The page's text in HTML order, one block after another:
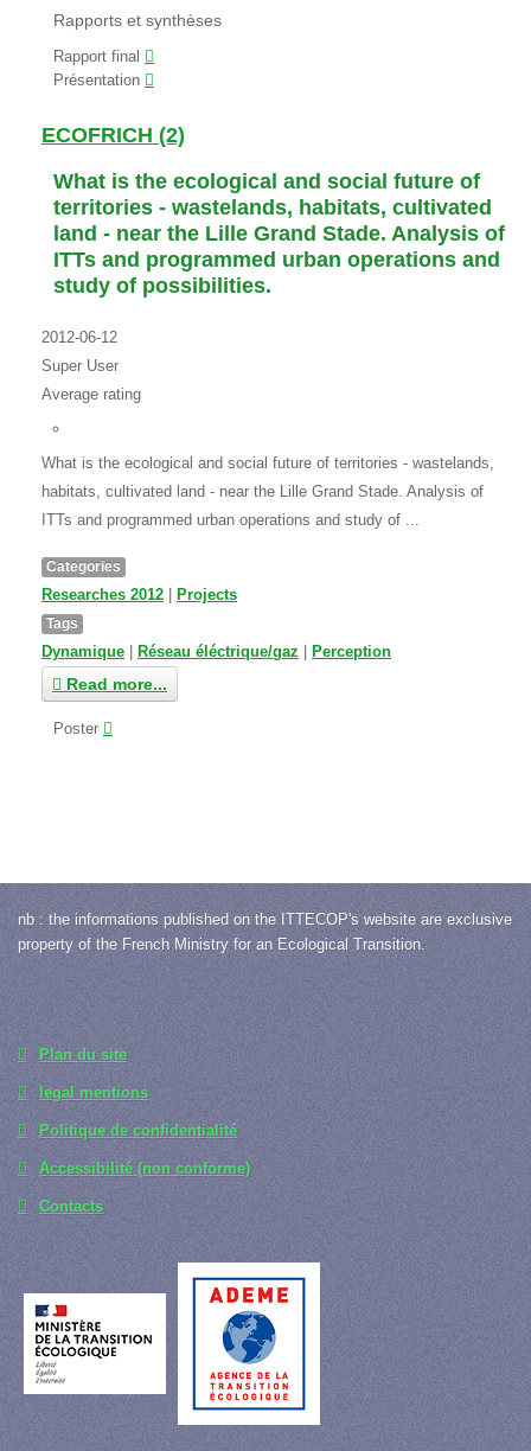
Rapports et synthèses
Rapport final
Présentation
ECOFRICH (2)
What is the ecological and social future of
territories - wastelands, habitats, cultivated
land - near the Lille Grand Stade. Analysis of
ITTs and programmed urban operations and
study of possibilities.
2012-06-12
Super User
Average rating
What is the ecological and social future of territories - wastelands,
habitats, cultivated land - near the Lille Grand Stade. Analysis of
ITTs and programmed urban operations and study of ...
Categories
Researches 2012 Projects
Tags
Dynamique Réseau éléctrique/gaz Perception
Read more...
Poster
nb : the informations published on the ITTECOP's website are exclusive
property of the French Ministry for an Ecological Transition.
Plan du site
legal mentions
Politique de confidentialité
Accessibilité (non conforme)
Contacts